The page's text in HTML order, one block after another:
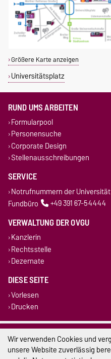
Größere Karte anzeigen
Universitätsplatz
RUND UMS ARBEITEN
Formularpool
Personensuche
Corporate Design
Stellenausschreibungen
SERVICE
Notrufnummern der Universität
Fundbüro
+49 391 67-54444
VERWALTUNG DER OVGU
Kanzlerin
Rechtsstelle
Dezernate
DIESE SEITE
Vorlesen
Drucken
Wir verwenden Cookies und
unsere Website zuverlässig